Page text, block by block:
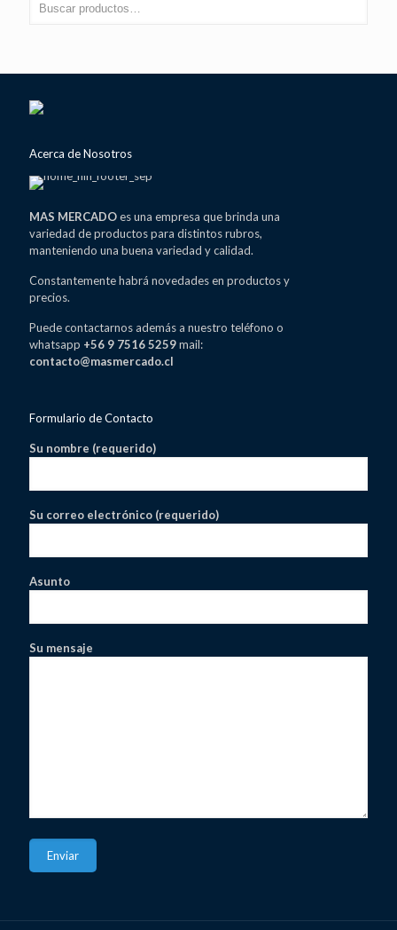
Acerca de Nosotros
MAS MERCADOes una empresa que brinda una
variedad de productos para distintos rubros,
manteniendo una buena variedad y calidad.
Constantemente habrá novedades en productos y
precios.
Puede contactarnos además a nuestro teléfono o
whatsapp +56 9 7516 5259mail:
contacto@masmercado.cl
Formulario de Contacto
Su nombre (requerido)
Su correo electrónico (requerido)
Asunto
Su mensaje